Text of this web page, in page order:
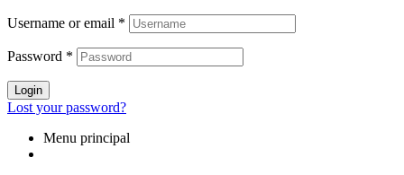
Username or email *
Password *
Login
Lost your password?
Menu principal